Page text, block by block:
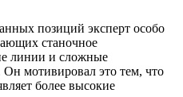
позиций эксперт особо
станочное
линии и сложные
мотивировал это тем, что
более высокие